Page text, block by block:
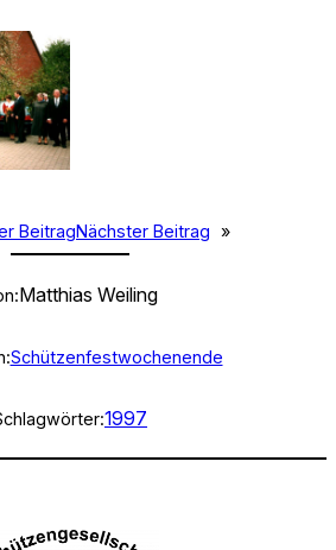
BeitragNächster Beitrag »
Matthias Weiling
Schützenfestwochenende
1997